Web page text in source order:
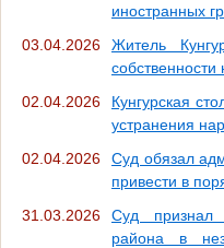
иностранных
03.04.2026
Житель
02.04.2026
Кунгурская
устранения
02.04.2026
Суд обязал
привести в
31.03.2026
Суд признал
района в